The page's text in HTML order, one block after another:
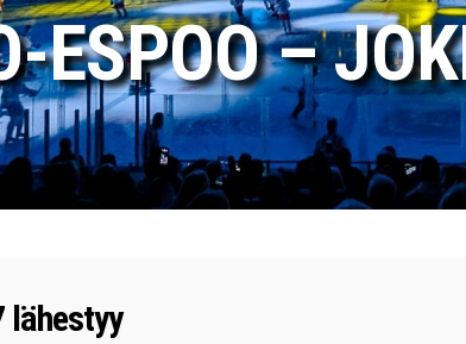
ESPOO –
lähestyy